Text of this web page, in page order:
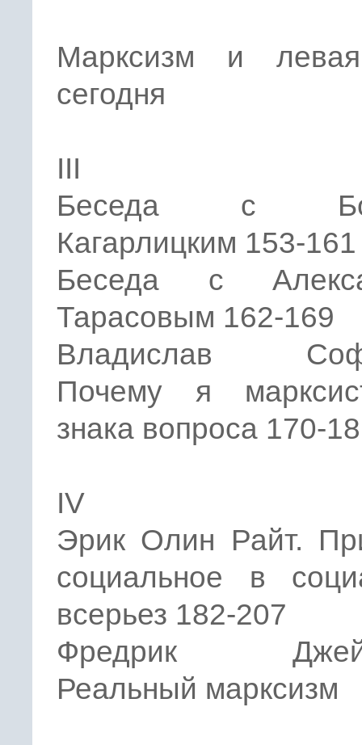
Марксизм и
сегодня
III
Беседа с
Кагарлицким 153-161
Беседа с
Тарасовым 162-169
Владислав
Почему я
знака вопроса 170-
IV
Эрик Олин Райт.
социальное в
всерьез 182-207
Фредрик
Реальный марксизм